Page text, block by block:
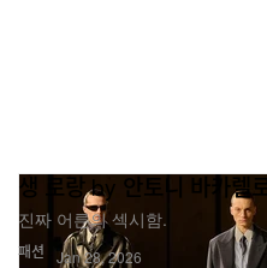
패션
생 로랑 by 안토니 바카렐
진짜 어른의 섹시함.
Jan 28, 2026